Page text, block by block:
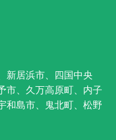
新居浜市、四国中央
市、久万高原町、内子
和島市、鬼北町、松野